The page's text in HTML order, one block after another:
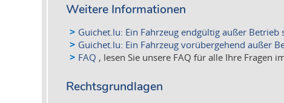
Weitere Informationen
Guichet.lu: Ein Fahrzeug endgültig außer Betrieb
Guichet.lu: Ein Fahrzeug vorübergehend außer
FAQ , lesen Sie unsere FAQ für alle Ihre Fragen
Rechtsgrundlagen